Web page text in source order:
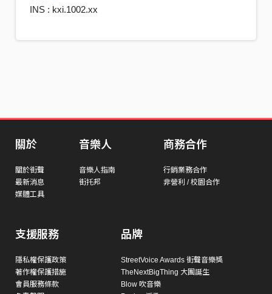
INS : kxi.1002.xx
關於
關於街聲
最新消息
媒體工具
音樂人
音樂人指南
街托邦
商務合作
行銷業務合作
非營利 / 校園合作
支援服務
隱私權保護政策
著作權保護措施
會員服務條款
品牌
StreetVoice Awards 街聲音樂獎
TheNextBigThing 大團誕生
Blow 吹音樂